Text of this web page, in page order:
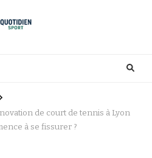
de court de tennis à Lyon
à se fissurer ?